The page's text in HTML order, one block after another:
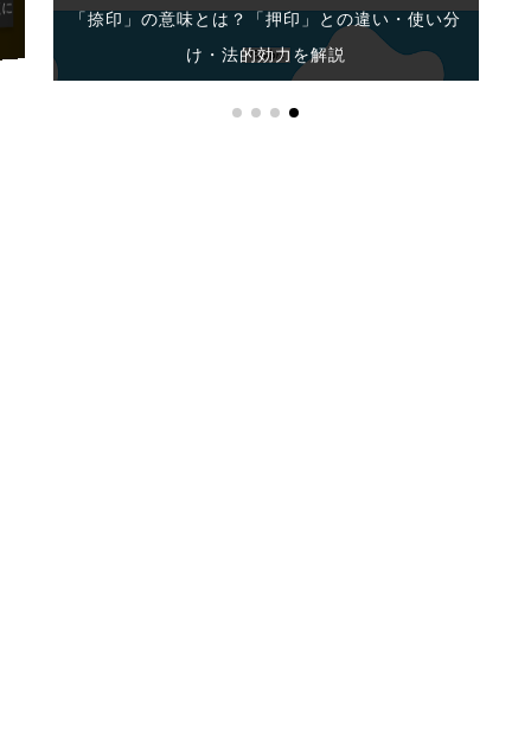
「捺印」の意味とは？「押印」との違い・使い分
け・法的効力を解説